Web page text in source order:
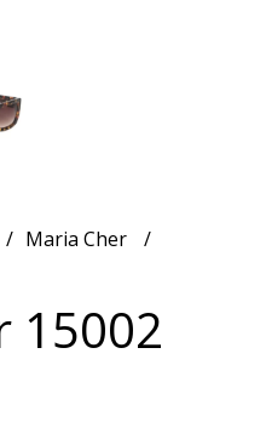
Maria Cher
15002